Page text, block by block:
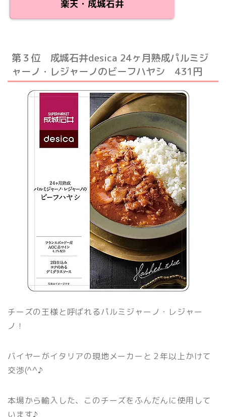
楽天・成城石井
第３位 成城石井desica 24ヶ月熟成パルミジ
ャーノ・レジャーノのビーフハヤシ 431円
チーズの王様と呼ばれるパルミジャーノ・レジャー
ノ！
バイヤーがイタリアの現地メーカーと２年以上かけて
交渉(^^♪
本場から輸入した、このチーズをふんだんに使用して
います♪